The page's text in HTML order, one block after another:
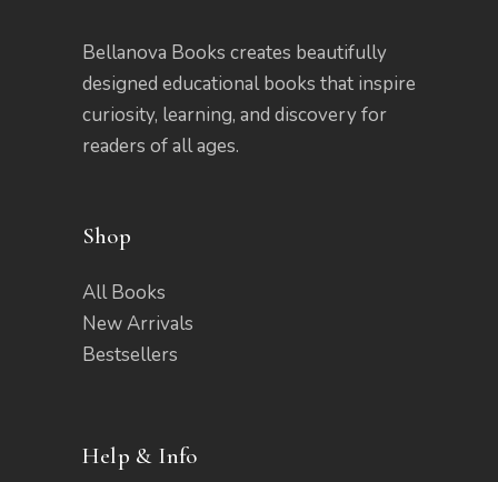
Bellanova Books creates beautifully
designed educational books that inspire
curiosity, learning, and discovery for
readers of all ages.
Shop
All Books
New Arrivals
Bestsellers
Help & Info